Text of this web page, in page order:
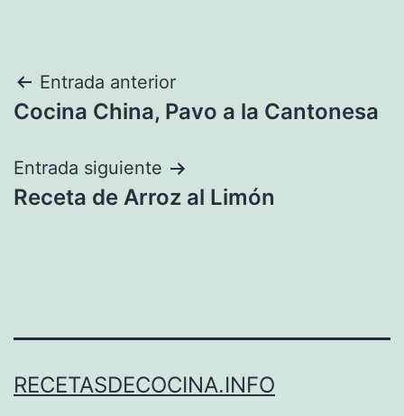
Navegación
de
entradas
Entrada anterior
Cocina China, Pavo a la Cantonesa
Entrada siguiente
Receta de Arroz al Limón
RECETASDECOCINA.INFO